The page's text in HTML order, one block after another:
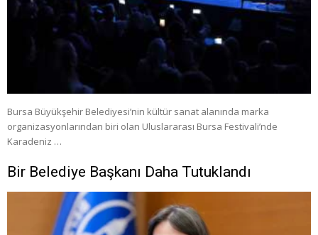
Bursa Büyükşehir Belediyesi’nin kültür sanat alanında marka
organizasyonlarından biri olan Uluslararası Bursa Festivali’nde
Karadeniz …
Bir Belediye Başkanı Daha Tutuklandı